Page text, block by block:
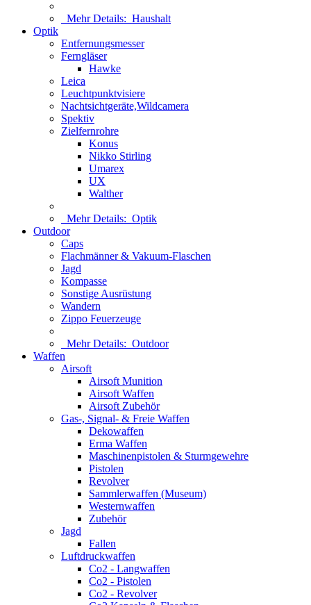
Mehr Details: Haushalt
Optik
Entfernungsmesser
Ferngläser
Hawke
Leica
Leuchtpunktvisiere
Nachtsichtgeräte,Wildcamera
Spektiv
Zielfernrohre
Konus
Nikko Stirling
Umarex
UX
Walther
Mehr Details: Optik
Outdoor
Caps
Flachmänner & Vakuum-Flaschen
Jagd
Kompasse
Sonstige Ausrüstung
Wandern
Zippo Feuerzeuge
Mehr Details: Outdoor
Waffen
Airsoft
Airsoft Munition
Airsoft Waffen
Airsoft Zubehör
Gas-, Signal- & Freie Waffen
Dekowaffen
Erma Waffen
Maschinenpistolen & Sturmgewehre
Pistolen
Revolver
Sammlerwaffen (Museum)
Westernwaffen
Zubehör
Jagd
Fallen
Luftdruckwaffen
Co2 - Langwaffen
Co2 - Pistolen
Co2 - Revolver